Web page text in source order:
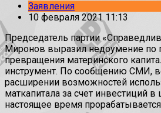
Заявления
10 февраля 2021 11:13
Председатель партии
Миронов выразил недоумение по
превращения материнского
инструмент. По сообщению СМИ,
расширении возможностей
маткапитала за счет инвестиций
настоящее время